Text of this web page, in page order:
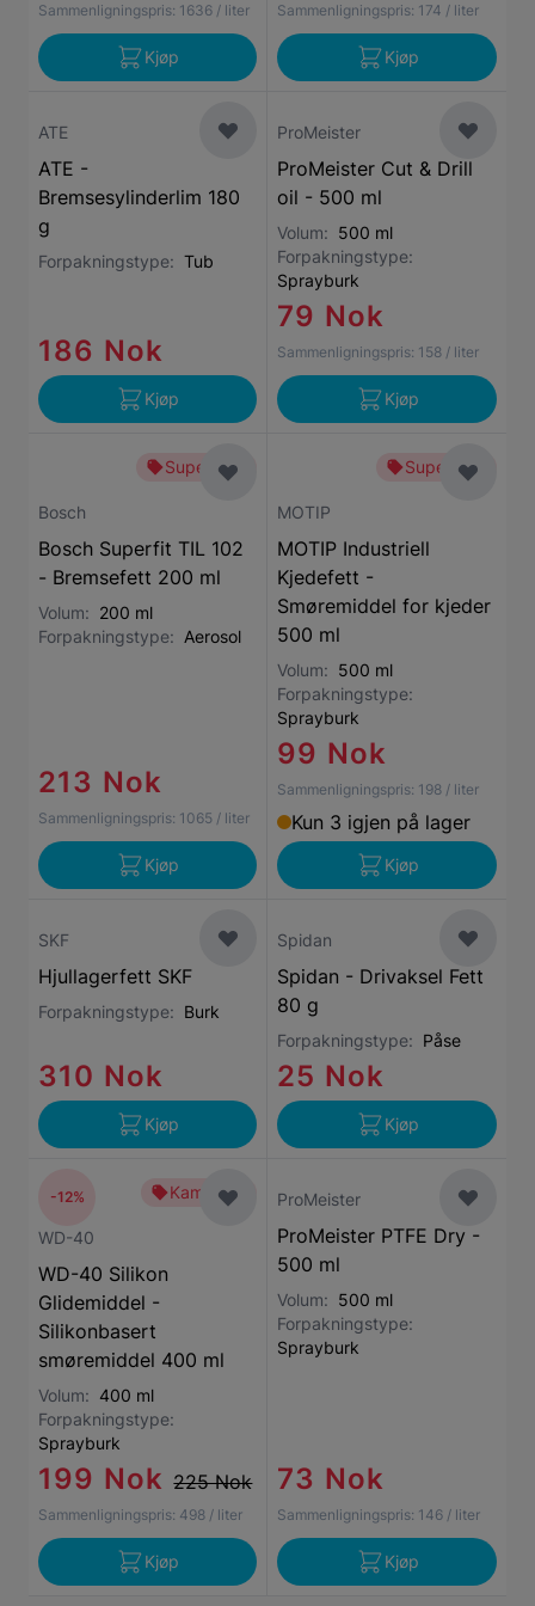
Sammenligningspris: 1636 / liter
Kjøp
Sammenligningspris: 174 / liter
Kjøp
ATE
ATE -
Bremsesylinderlim 180
g
Forpakningstype: Tub
186 Nok
Kjøp
ProMeister
ProMeister Cut & Drill
oil - 500 ml
Volum: 500 ml
Forpakningstype:
Sprayburk
79 Nok
Sammenligningspris: 158 / liter
Kjøp
Superbillig
Bosch
Bosch Superfit TIL 102
- Bremsefett 200 ml
Volum: 200 ml
Forpakningstype: Aerosol
213 Nok
Sammenligningspris: 1065 / liter
Kjøp
Superbillig
MOTIP
MOTIP Industriell
Kjedefett -
Smøremiddel for kjeder
500 ml
Volum: 500 ml
Forpakningstype:
Sprayburk
99 Nok
Sammenligningspris: 198 / liter
Kun 3 igjen på lager
Kjøp
SKF
Hjullagerfett SKF
Forpakningstype: Burk
310 Nok
Kjøp
Spidan
Spidan - Drivaksel Fett
80 g
Forpakningstype: Påse
25 Nok
Kjøp
Kampanje
WD-40
WD-40 Silikon
Glidemiddel -
Silikonbasert
smøremiddel 400 ml
Volum: 400 ml
Forpakningstype:
Sprayburk
199 Nok 225 Nok
Sammenligningspris: 498 / liter
-12%
Kjøp
ProMeister
ProMeister PTFE Dry -
500 ml
Volum: 500 ml
Forpakningstype:
Sprayburk
73 Nok
Sammenligningspris: 146 / liter
Kjøp